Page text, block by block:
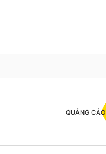
QUẢNG CÁO